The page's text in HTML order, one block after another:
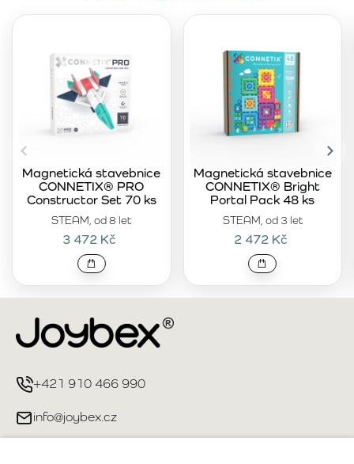
STEAM, od 8 let
Magnetická stavebnice
CONNETIX® PRO
Constructor Set 70 ks
3 472 Kč
STEAM, od 3 let
Magnetická stavebnice
CONNETIX® Bright
Portal Pack 48 ks
2 472 Kč
+421 910 466 990
info@joybex.cz